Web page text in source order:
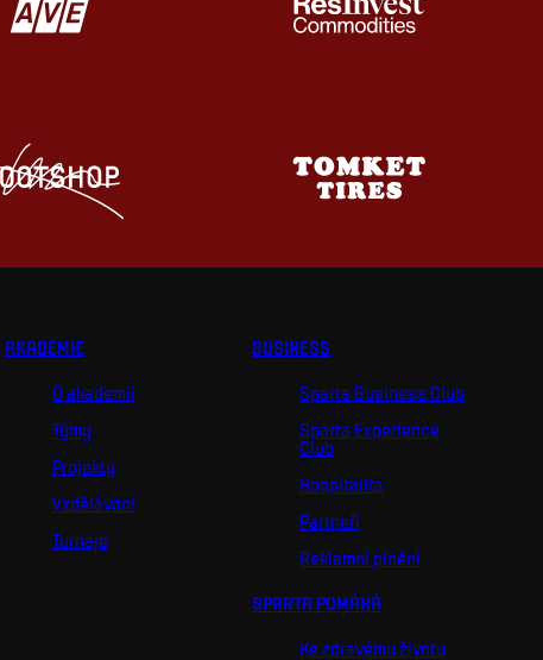
AKADEMIE
O akademii
Týmy
Projekty
Vzdělávání
Turnaje
BUSINESS
Sparta Business Club
Sparta Experience
Club
Hospitalita
Partneři
Reklamní plnění
SPARTA POMÁHÁ
Ke zdravému životu